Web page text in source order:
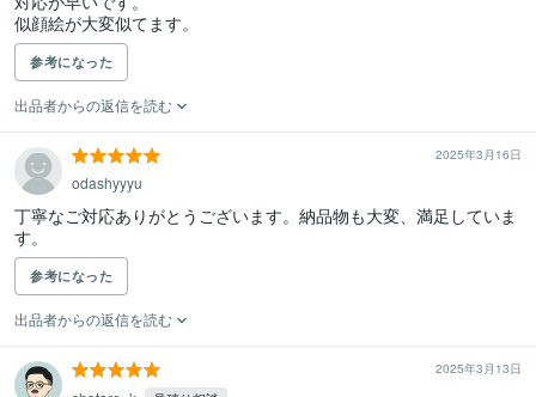
似顔絵が大変似てます。
参考になった
出品者からの返信を読む
2025年3月16日
odashyyyu
丁寧なご対応ありがとうございます。納品物も大変、満足していま
す。
参考になった
出品者からの返信を読む
2025年3月13日